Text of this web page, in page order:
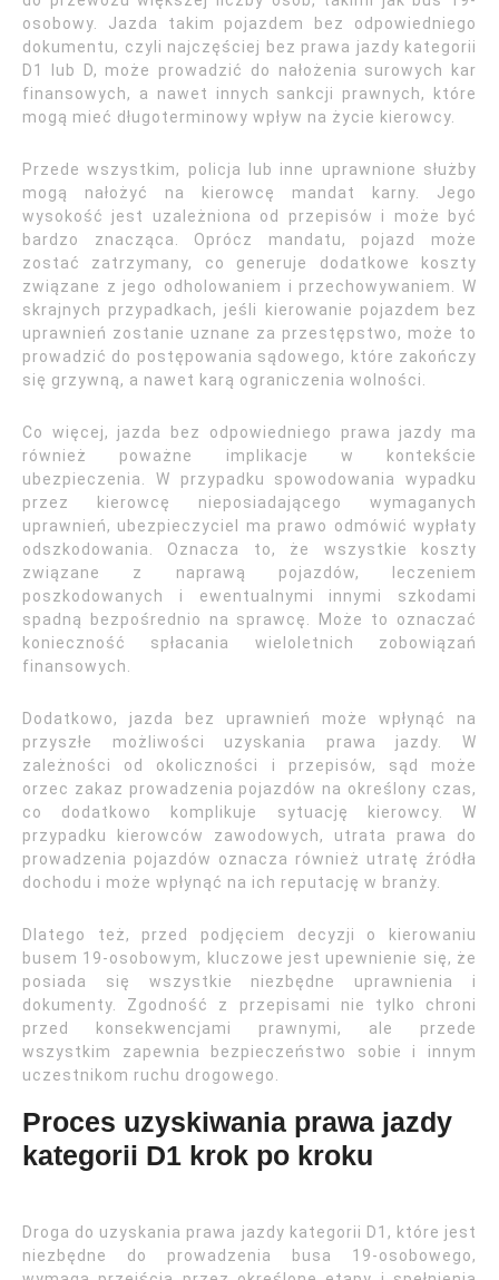
osobowy. Jazda takim pojazdem bez odpowiedniego
dokumentu, czyli najczęściej bez prawa jazdy kategorii
D1 lub D, może prowadzić do nałożenia surowych kar
finansowych, a nawet innych sankcji prawnych, które
mogą mieć długoterminowy wpływ na życie kierowcy.
Przede wszystkim, policja lub inne uprawnione służby
mogą nałożyć na kierowcę mandat karny. Jego
wysokość jest uzależniona od przepisów i może być
bardzo znacząca. Oprócz mandatu, pojazd może
zostać zatrzymany, co generuje dodatkowe koszty
związane z jego odholowaniem i przechowywaniem. W
skrajnych przypadkach, jeśli kierowanie pojazdem bez
uprawnień zostanie uznane za przestępstwo, może to
prowadzić do postępowania sądowego, które zakończy
się grzywną, a nawet karą ograniczenia wolności.
Co więcej, jazda bez odpowiedniego prawa jazdy ma
również poważne implikacje w kontekście
ubezpieczenia. W przypadku spowodowania wypadku
przez kierowcę nieposiadającego wymaganych
uprawnień, ubezpieczyciel ma prawo odmówić wypłaty
odszkodowania. Oznacza to, że wszystkie koszty
związane z naprawą pojazdów, leczeniem
poszkodowanych i ewentualnymi innymi szkodami
spadną bezpośrednio na sprawcę. Może to oznaczać
konieczność spłacania wieloletnich zobowiązań
finansowych.
Dodatkowo, jazda bez uprawnień może wpłynąć na
przyszłe możliwości uzyskania prawa jazdy. W
zależności od okoliczności i przepisów, sąd może
orzec zakaz prowadzenia pojazdów na określony czas,
co dodatkowo komplikuje sytuację kierowcy. W
przypadku kierowców zawodowych, utrata prawa do
prowadzenia pojazdów oznacza również utratę źródła
dochodu i może wpłynąć na ich reputację w branży.
Dlatego też, przed podjęciem decyzji o kierowaniu
busem 19-osobowym, kluczowe jest upewnienie się, że
posiada się wszystkie niezbędne uprawnienia i
dokumenty. Zgodność z przepisami nie tylko chroni
przed konsekwencjami prawnymi, ale przede
wszystkim zapewnia bezpieczeństwo sobie i innym
uczestnikom ruchu drogowego.
Proces uzyskiwania prawa jazdy
kategorii D1 krok po kroku
Droga do uzyskania prawa jazdy kategorii D1, które jest
niezbędne do prowadzenia busa 19-osobowego,